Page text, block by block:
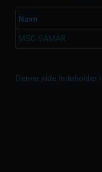
Navn
MSC SAMAR
Denne side indeholder